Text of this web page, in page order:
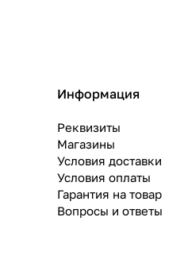
Информация
Реквизиты
Магазины
Условия доставки
Условия оплаты
Гарантия на товар
Вопросы и ответы